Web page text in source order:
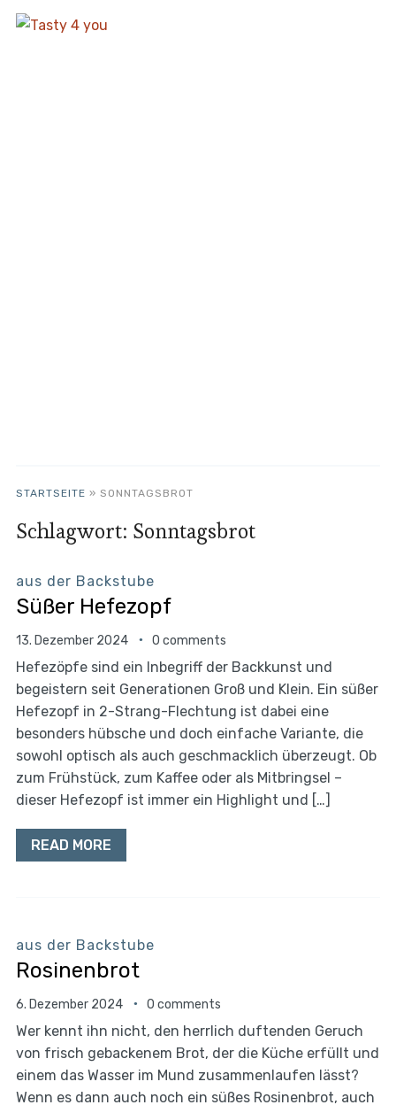
STARTSEITE » SONNTAGSBROT
Schlagwort: Sonntagsbrot
aus der Backstube
Süßer Hefezopf
13. Dezember 2024 0 comments
Hefezöpfe sind ein Inbegriff der Backkunst und
begeistern seit Generationen Groß und Klein. Ein süßer
Hefezopf in 2-Strang-Flechtung ist dabei eine
besonders hübsche und doch einfache Variante, die
sowohl optisch als auch geschmacklich überzeugt. Ob
zum Frühstück, zum Kaffee oder als Mitbringsel –
dieser Hefezopf ist immer ein Highlight und […]
READ MORE
aus der Backstube
Rosinenbrot
6. Dezember 2024 0 comments
Wer kennt ihn nicht, den herrlich duftenden Geruch
von frisch gebackenem Brot, der die Küche erfüllt und
einem das Wasser im Mund zusammenlaufen lässt?
Wenn es dann auch noch ein süßes Rosinenbrot, auch